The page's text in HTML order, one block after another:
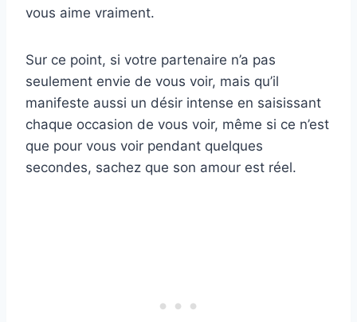
vous aime vraiment.
Sur ce point, si votre partenaire n’a pas
seulement envie de vous voir, mais qu’il
manifeste aussi un désir intense en saisissant
chaque occasion de vous voir, même si ce n’est
que pour vous voir pendant quelques
secondes, sachez que son amour est réel.